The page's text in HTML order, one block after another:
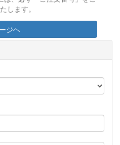
します。
ジヘ